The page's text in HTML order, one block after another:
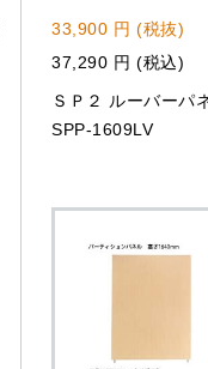
33,900 円 (税抜)
37,290 円 (税込)
ＳＰ２ ルーバーパ
SPP-1609LV